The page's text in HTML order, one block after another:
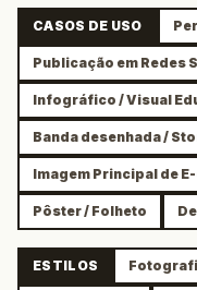
CASOS DE USO
Publicação em Redes
Infográfico / Visual
Banda desenhada /
Imagem Principal de
Pôster / Folheto
ESTILOS